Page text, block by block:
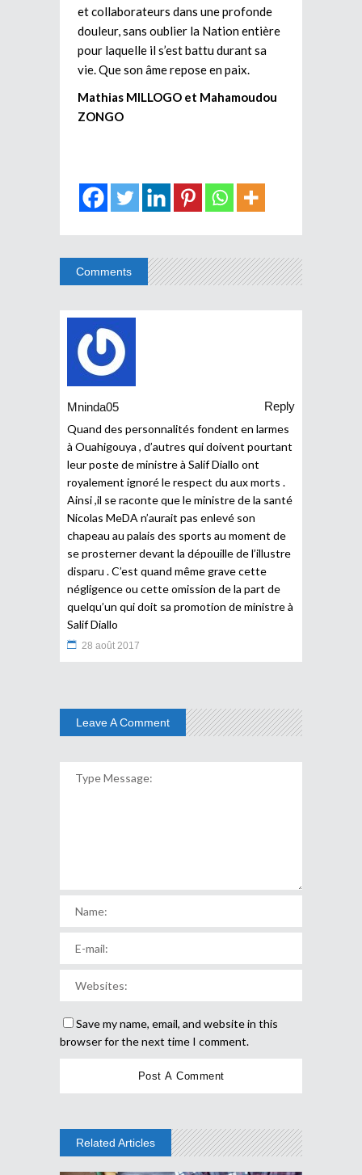
et collaborateurs dans une profonde
douleur, sans oublier la Nation entière
pour laquelle il s’est battu durant sa
vie. Que son âme repose en paix.
Mathias MILLOGO et Mahamoudou
ZONGO
Comments
Mninda05
Reply
Quand des personnalités fondent en larmes
à Ouahigouya , d’autres qui doivent pourtant
leur poste de ministre à Salif Diallo ont
royalement ignoré le respect du aux morts .
Ainsi ,il se raconte que le ministre de la santé
Nicolas MeDA n’aurait pas enlevé son
chapeau au palais des sports au moment de
se prosterner devant la dépouille de l’illustre
disparu . C’est quand même grave cette
négligence ou cette omission de la part de
quelqu’un qui doit sa promotion de ministre à
Salif Diallo
28 août 2017
Leave A Comment
Save my name, email, and website in this
browser for the next time I comment.
Related Articles